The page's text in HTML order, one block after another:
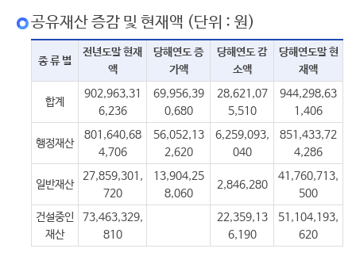
공유재산 증감 및 현재액 (단위 : 원)
종 류 별
전년도말 현재
액
당해연도 증
가액
당해연도 감
소액
당해연도말 현
재액
합계
902,963,31
6,236
69,956,39
0,680
28,621,07
5,510
944,298,63
1,406
행정재산
801,640,68
4,706
56,052,13
2,620
6,259,093,
040
851,433,72
4,286
일반재산
27,859,301,
720
13,904,25
8,060
2,846,280
41,760,713,
500
건설중인
재산
73,463,329,
810
22,359,13
6,190
51,104,193,
620